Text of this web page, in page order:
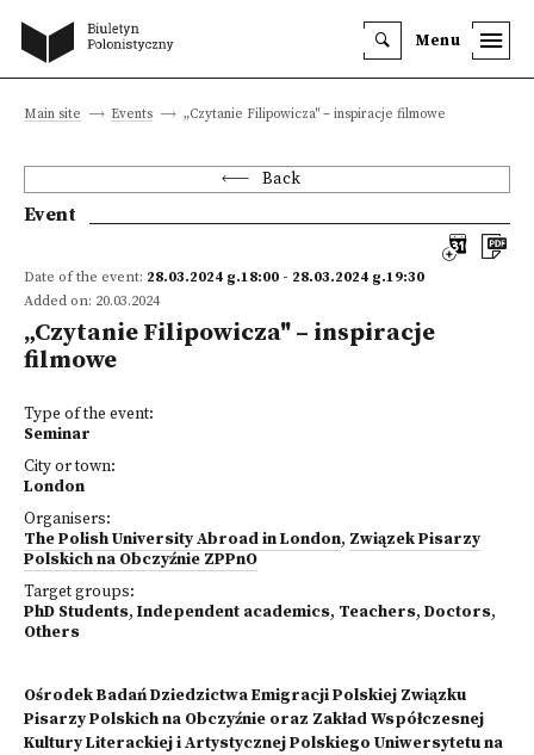
Menu
Main site Events „Czytanie Filipowicza" – inspiracje filmowe
Back
Event
Date of the event: 28.03.2024 g.18:00 - 28.03.2024 g.19:30
Added on: 20.03.2024
„Czytanie Filipowicza" – inspiracje
filmowe
Type of the event:
Seminar
City or town:
London
Organisers:
The Polish University Abroad in London, Związek Pisarzy
Polskich na Obczyźnie ZPPnO
Target groups:
PhD Students, Independent academics, Teachers, Doctors,
Others
Ośrodek Badań Dziedzictwa Emigracji Polskiej Związku
Pisarzy Polskich na Obczyźnie oraz Zakład Współczesnej
Kultury Literackiej i Artystycznej Polskiego Uniwersytetu na